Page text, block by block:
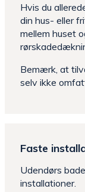
Hvis du
din hus- eller
mellem huset
Bemærk, at
selv ikke
Faste
Udendørs
installationer.